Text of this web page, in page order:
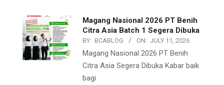
Magang Nasional 2026 PT Benih
Citra Asia Batch 1 Segera Dibuka
BY: BCABLOG ON: JULY 11, 2026
Magang Nasional 2026 PT Benih
Citra Asia Segera Dibuka Kabar baik
bagi